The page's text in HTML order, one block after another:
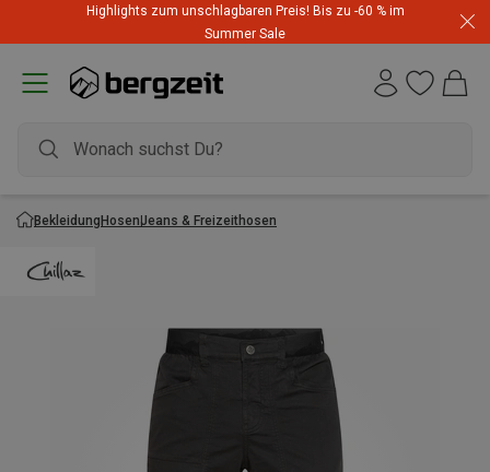
Highlights zum unschlagbaren Preis! Bis zu -60 % im
Summer Sale
BekleidungHosenJeans & Freizeithosen